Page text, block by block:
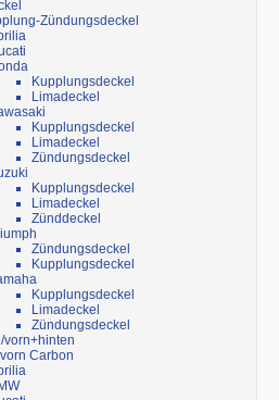
Zündungsdeckel
Kupplungsdeckel
Limadeckel
Kupplungsdeckel
Limadeckel
Zündungsdeckel
Kupplungsdeckel
Limadeckel
Zünddeckel
Zündungsdeckel
Kupplungsdeckel
Kupplungsdeckel
Limadeckel
Zündungsdeckel
vorn+hinten
Carbon